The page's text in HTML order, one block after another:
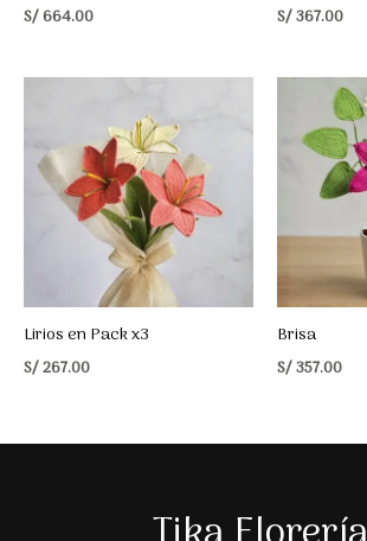
S/664.00 S/367.00
Lirios en Pack x3
S/267.00
Brisa
S/357.00